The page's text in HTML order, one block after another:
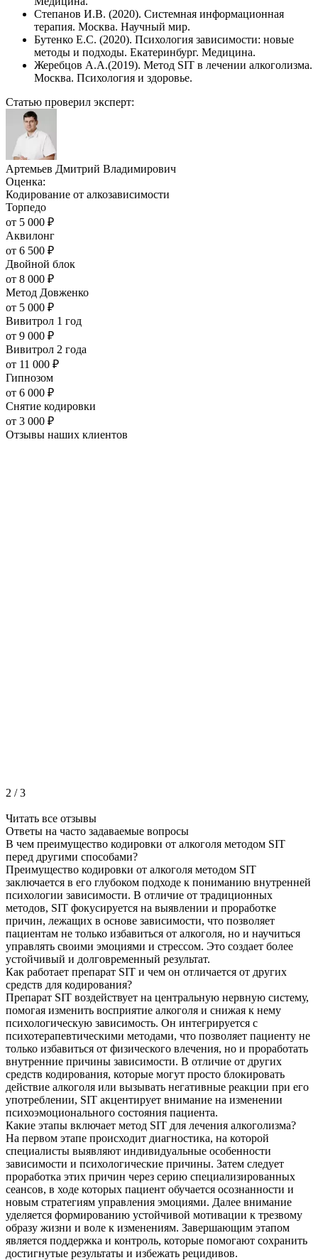
Степанов И.В. (2020). Системная информационная
терапия. Москва. Научный мир.
Бутенко Е.С. (2020). Психология зависимости: новые
методы и подходы. Екатеринбург. Медицина.
Жеребцов А.А.(2019). Метод SIT в лечении алкоголизма.
Москва. Психология и здоровье.
Статью проверил эксперт:
Артемьев Дмитрий Владимирович
Оценка:
Кодирование от алкозависимости
Торпедо
от 5 000 ₽
Аквилонг
от 6 500 ₽
Двойной блок
от 8 000 ₽
Метод Довженко
от 5 000 ₽
Вивитрол 1 год
от 9 000 ₽
Вивитрол 2 года
от 11 000 ₽
Гипнозом
от 6 000 ₽
Снятие кодировки
от 3 000 ₽
Отзывы наших клиентов
2 /3
Читать все отзывы
Ответы на часто задаваемые вопросы
В чем преимущество кодировки от алкоголя методом SIT
перед другими способами?
Преимущество кодировки от алкоголя методом SIT
заключается в его глубоком подходе к пониманию внутренней
психологии зависимости. В отличие от традиционных
методов, SIT фокусируется на выявлении и проработке
причин, лежащих в основе зависимости, что позволяет
пациентам не только избавиться от алкоголя, но и научиться
управлять своими эмоциями и стрессом. Это создает более
устойчивый и долговременный результат.
Как работает препарат SIT и чем он отличается от других
средств для кодирования?
Препарат SIT воздействует на центральную нервную систему,
помогая изменить восприятие алкоголя и снижая к нему
психологическую зависимость. Он интегрируется с
психотерапевтическими методами, что позволяет пациенту не
только избавиться от физического влечения, но и проработать
внутренние причины зависимости. В отличие от других
средств кодирования, которые могут просто блокировать
действие алкоголя или вызывать негативные реакции при его
употреблении, SIT акцентирует внимание на изменении
психоэмоционального состояния пациента.
Какие этапы включает метод SIT для лечения алкоголизма?
На первом этапе происходит диагностика, на которой
специалисты выявляют индивидуальные особенности
зависимости и психологические причины. Затем следует
проработка этих причин через серию специализированных
сеансов, в ходе которых пациент обучается осознанности и
новым стратегиям управления эмоциями. Далее внимание
уделяется формированию устойчивой мотивации к трезвому
образу жизни и воле к изменениям. Завершающим этапом
является поддержка и контроль, которые помогают сохранить
достигнутые результаты и избежать рецидивов.